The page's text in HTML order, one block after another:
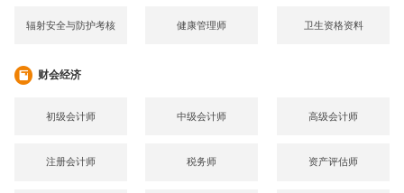
辐射安全与防护考核 健康管理师 卫生资格资料
财会经济
初级会计师 中级会计师 高级会计师
注册会计师 税务师 资产评估师